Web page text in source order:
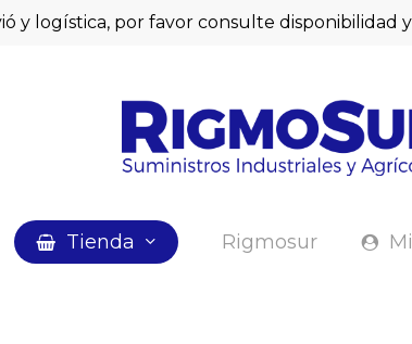
y logística, por favor consulte disponibilidad
Tienda Rigmosur